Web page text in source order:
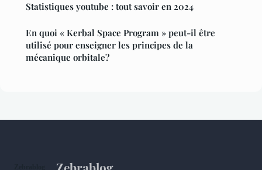
Statistiques youtube : tout savoir en 2024
En quoi « Kerbal Space Program » peut-il être
utilisé pour enseigner les principes de la
mécanique orbitale?